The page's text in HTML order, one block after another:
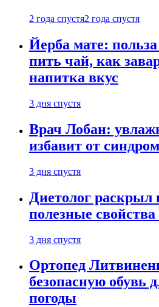
2 года спустя2 года спустя
Йерба мате:
пить чай, как
напитка вкус
3 дня спустя
Врач Лобан:
избавит от
3 дня спустя
Диетолог раскрыл
полезные
3 дня спустя
Ортопед
безопасную обувь
погоды